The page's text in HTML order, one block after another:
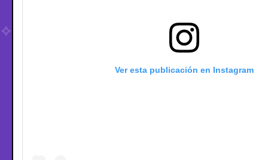
Ver esta publicación en Instagram